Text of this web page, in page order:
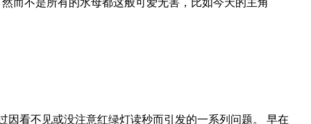
看不见或没注意红绿灯读秒而引发的一系列问题。 早在